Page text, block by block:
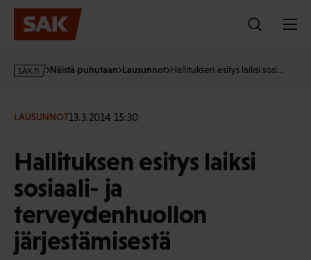
Hyppää
sisältöön
s
·
Näistä puhutaan Lausunnot Hallituksen esitys laiksi sosi…
LAUSUNNOT13.3.2014 15:30
Hallituksen esitys laiksi
sosiaali- ja
terveydenhuollon
järjestämisestä